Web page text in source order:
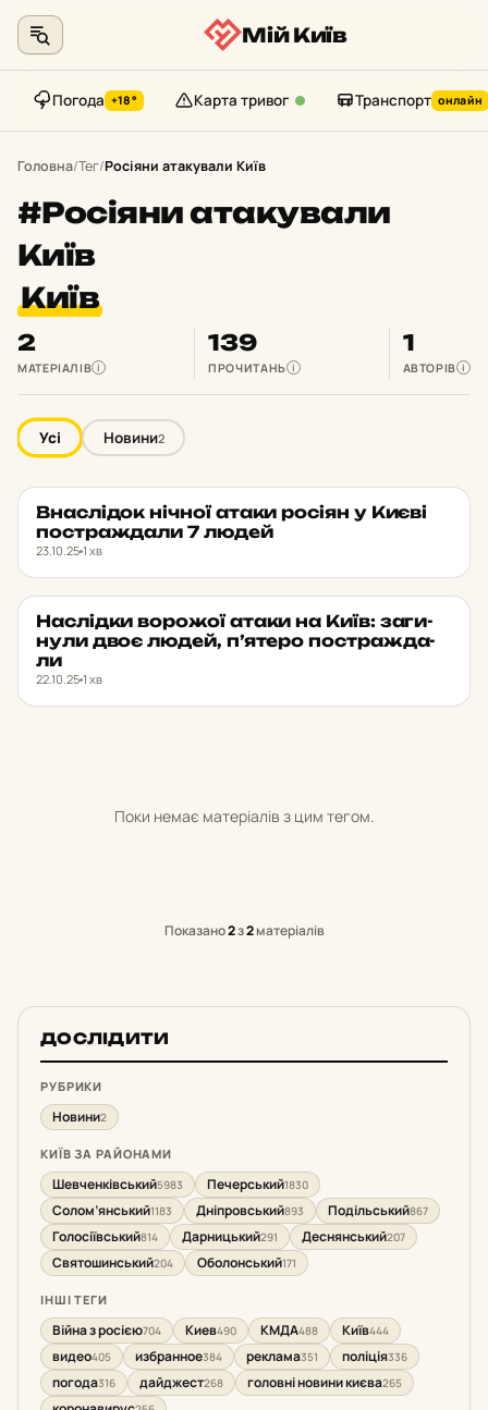
Мій Київ
Погода +18° Карта тривог Транспорт онлайн
Головна/Тег/Росіяни атакували Київ
#Росіяни атакували
Київ
Київ
2
МАТЕРІАЛІВ i
139
ПРОЧИТАНЬ i
1
АВТОРІВ i
Усі Новини2
НОВИНИ ★ ОБРАНЕ
Внас­лі­док нічної атаки росіян у Києві
пос­траж­да­ли 7 людей
23.10.25 1 хв
НОВИНИ ★ ОБРАНЕ
Нас­лід­ки во­ро­жої атаки на Київ: за­ги­
ну­ли двоє людей, п’ятеро пос­траж­да­
ли
22.10.25 1 хв
Поки немає матеріалів з цим тегом.
Показано2з2матеріалів
ДОСЛІДИТИ
РУБРИКИ
Новини2
КИЇВ ЗА РАЙОНАМИ
Шевченківський5983 Печерський1830
Солом’янський1183 Дніпровський893 Подільський867
Голосіївський814 Дарницький291 Деснянський207
Святошинський204 Оболонський171
ІНШІ ТЕГИ
Війна з росією704 Киев490 КМДА488 Київ444
видео405 избранное384 реклама351 поліція336
погода316 дайджест268 головні новини києва265